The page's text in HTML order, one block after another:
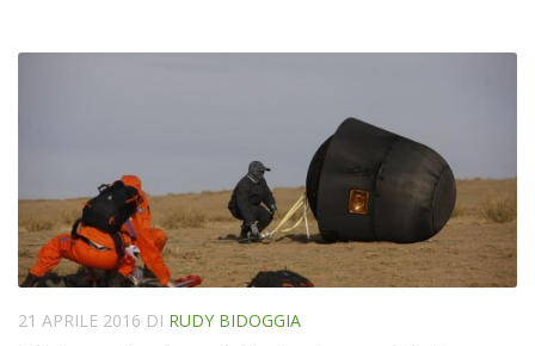
21 APRILE 2016 DI RUDY BIDOGGIA